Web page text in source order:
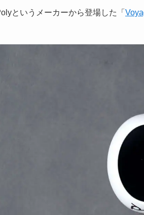
というメーカーから登場した「